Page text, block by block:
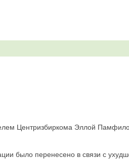
Центризбиркома Эллой
было перенесено в связи с